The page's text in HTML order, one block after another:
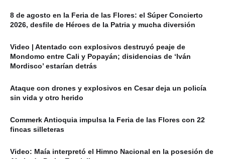
8 de agosto en la Feria de las Flores: el Súper Concierto
2026, desfile de Héroes de la Patria y mucha diversión
Video | Atentado con explosivos destruyó peaje de
Mondomo entre Cali y Popayán; disidencias de ‘Iván
Mordisco’ estarían detrás
Ataque con drones y explosivos en Cesar deja un policía
sin vida y otro herido
Commerk Antioquia impulsa la Feria de las Flores con 22
fincas silleteras
Video: Maía interpretó el Himno Nacional en la posesión de